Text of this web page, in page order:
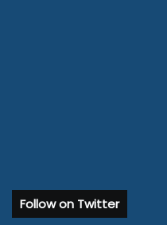
Follow on Twitter